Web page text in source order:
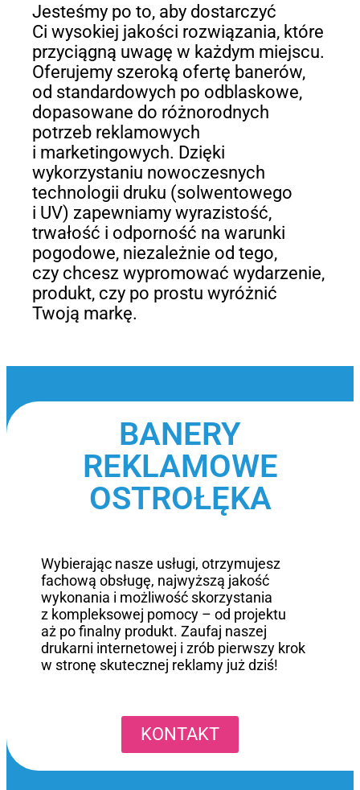
Jesteśmy po to, aby dostarczyć
Ci wysokiej jakości rozwiązania, które
przyciągną uwagę w każdym miejscu.
Oferujemy szeroką ofertę banerów,
od standardowych po odblaskowe,
dopasowane do różnorodnych
potrzeb reklamowych
i marketingowych. Dzięki
wykorzystaniu nowoczesnych
technologii druku (solwentowego
i UV) zapewniamy wyrazistość,
trwałość i odporność na warunki
pogodowe, niezależnie od tego,
czy chcesz wypromować wydarzenie,
produkt, czy po prostu wyróżnić
Twoją markę.
BANERY
REKLAMOWE
OSTROŁĘKA
Wybierając nasze usługi, otrzymujesz
fachową obsługę, najwyższą jakość
wykonania i możliwość skorzystania
z kompleksowej pomocy – od projektu
aż po finalny produkt. Zaufaj naszej
drukarni internetowej i zrób pierwszy krok
w stronę skutecznej reklamy już dziś!
KONTAKT